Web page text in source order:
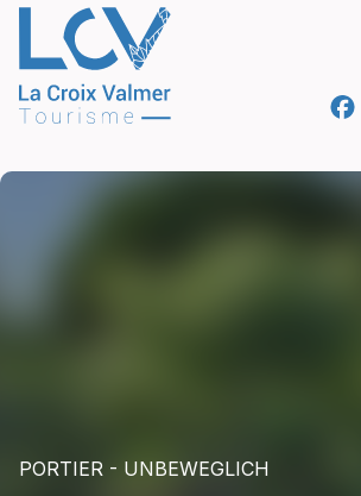
PORTIER - UNBEWEGLICH